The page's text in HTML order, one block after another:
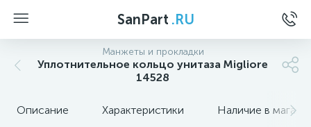
SanPart .RU
Манжеты и прокладки
Уплотнительное кольцо унитаза Migliore
14528
Описание Характеристики Наличие в